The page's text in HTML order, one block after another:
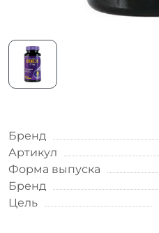
Бренд
Артикул
Форма выпуска
Бренд
Цель